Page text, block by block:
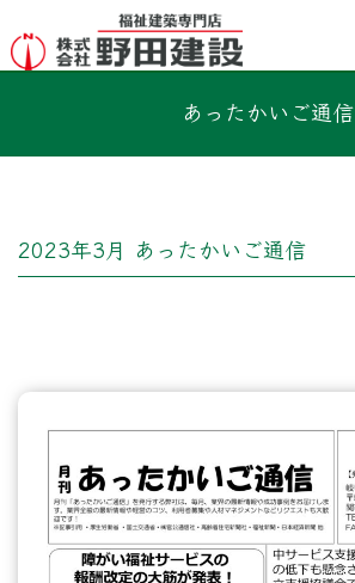
あったかいご通信
2023年3月 あったかいご通信